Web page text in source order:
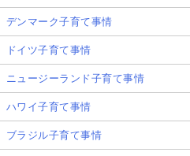
デンマーク子育て事情
ドイツ子育て事情
ニュージーランド子育て事情
ハワイ子育て事情
ブラジル子育て事情